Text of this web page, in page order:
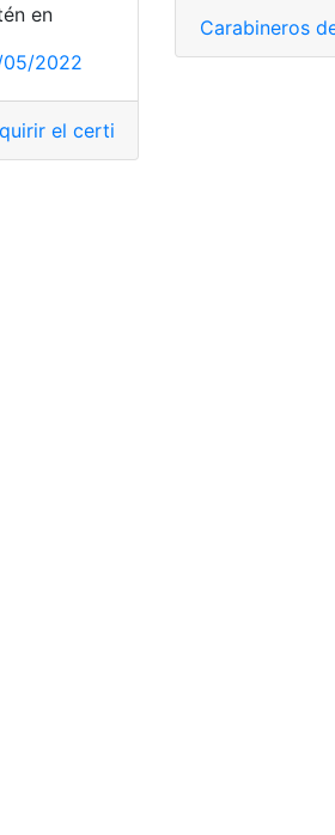
ACCV certificado
certificado ACA,certificado
en
05/2022
el certificado
Carabineros de